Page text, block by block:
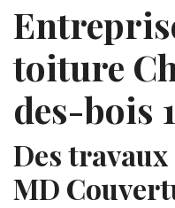
toiture
des-bois
Des
MD